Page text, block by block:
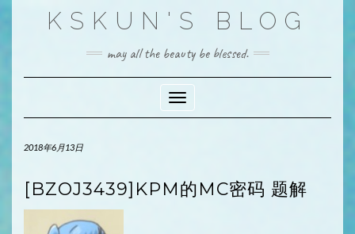
KSKUN'S BLOG
may all the beauty be blessed.
Toggle Navigation
2018年6月13日
[BZOJ3439]KPM的MC密码 题解